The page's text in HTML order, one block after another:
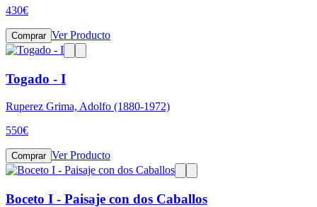
430€
Comprar Ver Producto
Togado - I
Ruperez Grima, Adolfo (1880-1972)
550€
Comprar Ver Producto
Boceto I - Paisaje con dos Caballos